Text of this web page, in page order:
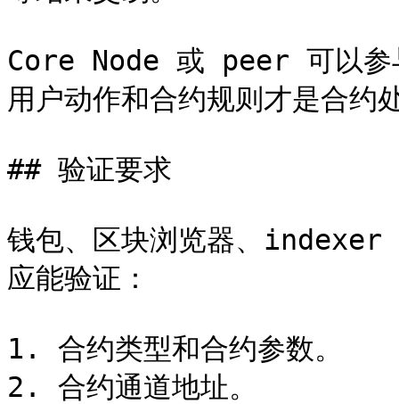
Core Node 或 peer 可以参
用户动作和合约规则才是合约
## 验证要求
钱包、区块浏览器、
应能验证：
1. 合约类型和合约参数。
2. 合约通道地址。